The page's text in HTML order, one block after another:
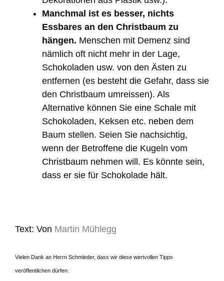
Manchmal ist es besser, nichts
Essbares an den Christbaum zu
hängen. Menschen mit Demenz sind
nämlich oft nicht mehr in der Lage,
Schokoladen usw. von den Ästen zu
entfernen (es besteht die Gefahr, dass sie
den Christbaum umreissen). Als
Alternative können Sie eine Schale mit
Schokoladen, Keksen etc. neben dem
Baum stellen. Seien Sie nachsichtig,
wenn der Betroffene die Kugeln vom
Christbaum nehmen will. Es könnte sein,
dass er sie für Schokolade hält.
Text: Von Martin Mühlegg
Vielen Dank an Herrn Schmieder, dass wir diese wertvollen Tipps
veröffentlichen dürfen.